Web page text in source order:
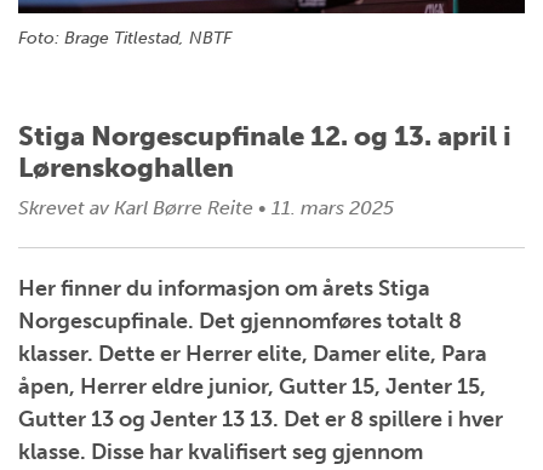
Foto: Brage Titlestad, NBTF
Stiga Norgescupfinale 12. og 13. april i
Lørenskoghallen
Skrevet av Karl Børre Reite • 11. mars 2025
Her finner du informasjon om årets Stiga
Norgescupfinale. Det gjennomføres totalt 8
klasser. Dette er Herrer elite, Damer elite, Para
åpen, Herrer eldre junior, Gutter 15, Jenter 15,
Gutter 13 og Jenter 13 13. Det er 8 spillere i hver
klasse. Disse har kvalifisert seg gjennom